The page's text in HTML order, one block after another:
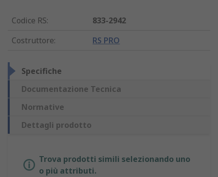
Codice RS:
833-2942
Costruttore: RS PRO
Specifiche
Documentazione Tecnica
Normative
Dettagli prodotto
Trova prodotti simili selezionando uno
o più attributi.